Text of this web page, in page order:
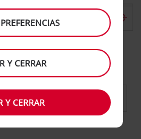
HASTA
Y CERRAR
Y CERRAR